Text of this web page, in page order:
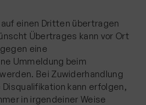
einen Dritten übertragen
Übertrages kann vor Ort
eine
Ummeldung beim
Bei Zuwiderhandlung
kann erfolgen,
in irgendeiner Weise